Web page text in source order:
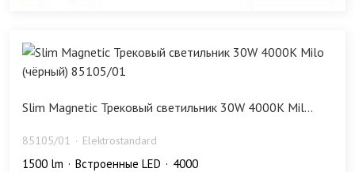
Slim Magnetic Трековый светильник 30W 4000K Mil...
85105/01 Elektrostandard
1500 lm Встроенные LED 4000